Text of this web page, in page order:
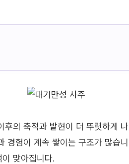
의 축적과 발현이 더 뚜렷하게
경험이 계속 쌓이는 구조가 많습
맞아집니다.